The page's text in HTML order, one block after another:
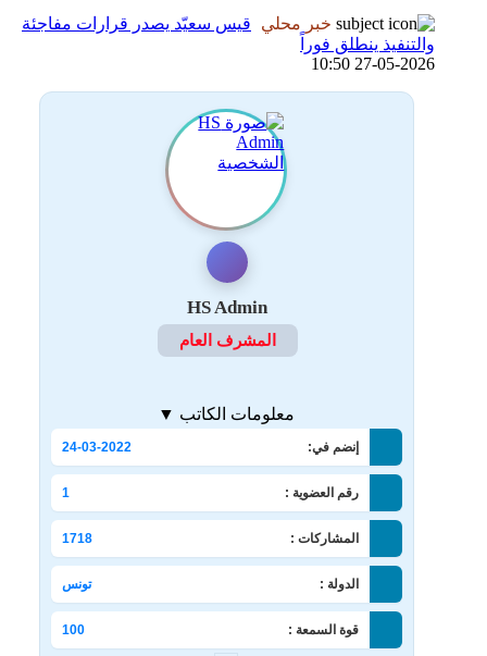
خبر محلي
قيس سعيّد يصدر قرارات مفاجئة
والتنفيذ ينطلق فوراً
27-05-2026 10:50
HS Admin
المشرف العام
معلومات الكاتب ▼
إنضم في: 24-03-2022
رقم العضوية : 1
المشاركات : 1718
الدولة : تونس
قوة السمعة : 100